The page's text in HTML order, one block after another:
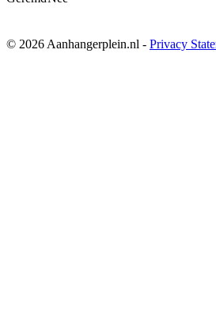
© 2026 Aanhangerplein.nl - Privacy